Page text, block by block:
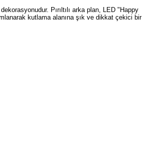
Pırıltılı arka plan, LED "Happy
kutlama alanına şık ve dikkat çekici bir